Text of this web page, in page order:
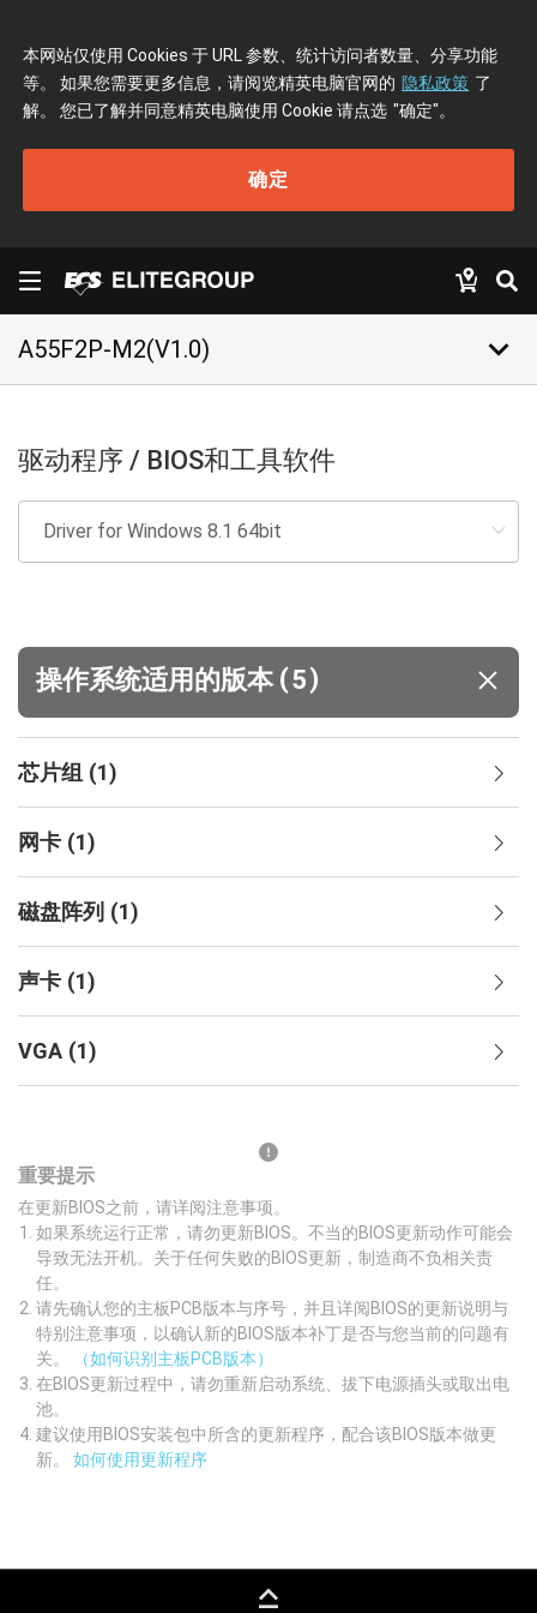
本网站仅使用 Cookies 于 URL 参数、统计访问者数量、分享功能
等。 如果您需要更多信息，请阅览精英电脑官网的 隐私政策 了
解。 您已了解并同意精英电脑使用 Cookie 请点选 "确定"。
确定
A55F2P-M2(V1.0) keyboard_arrow_down
驱动程序 / BIOS和工具软件
操作系统适用的版本 (5)
芯片组 (1)
网卡 (1)
磁盘阵列 (1)
声卡 (1)
VGA (1)
重要提示
在更新BIOS之前，请详阅注意事项。
如果系统运行正常，请勿更新BIOS。不当的BIOS更新动作可能会
导致无法开机。关于任何失败的BIOS更新，制造商不负相关责
任。
请先确认您的主板PCB版本与序号，并且详阅BIOS的更新说明与
特别注意事项，以确认新的BIOS版本补丁是否与您当前的问题有
关。
（如何识别主板PCB版本）
在BIOS更新过程中，请勿重新启动系统、拔下电源插头或取出电
池。
建议使用BIOS安装包中所含的更新程序，配合该BIOS版本做更
新。 如何使用更新程序
keyboard_capslock